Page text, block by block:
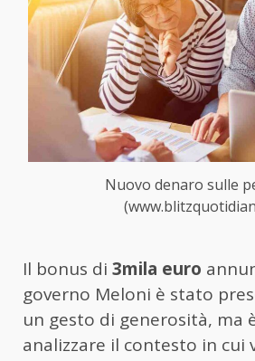
Nuovo denaro sulle
Il bonus di 3mila euro
governo Meloni è stato
un gesto di generosità, ma
analizzare il contesto in cui